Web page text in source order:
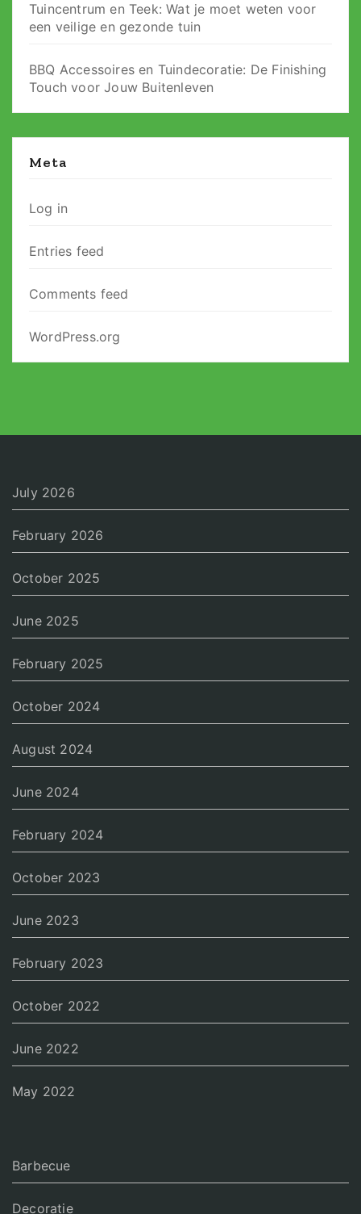
Tuincentrum en Teek: Wat je moet weten voor
een veilige en gezonde tuin
BBQ Accessoires en Tuindecoratie: De Finishing
Touch voor Jouw Buitenleven
Meta
Log in
Entries feed
Comments feed
WordPress.org
July 2026
February 2026
October 2025
June 2025
February 2025
October 2024
August 2024
June 2024
February 2024
October 2023
June 2023
February 2023
October 2022
June 2022
May 2022
Barbecue
Decoratie